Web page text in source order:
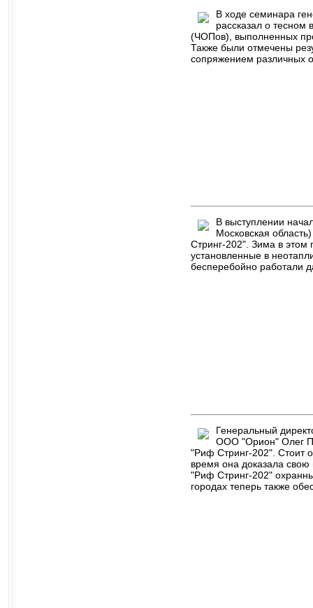
В ходе семинара
рассказал о тесном
(ЧОПов), выполненных
Также были отмечены
сопряжением различных
В выступлении
Московская
Стринг-202". Зима в этом
установленные в
бесперебойно работали
Генеральный
ООО "Орион" Олег
"Риф Стринг-202". Стоит
время она доказала
"Риф Стринг-202"
городах теперь также